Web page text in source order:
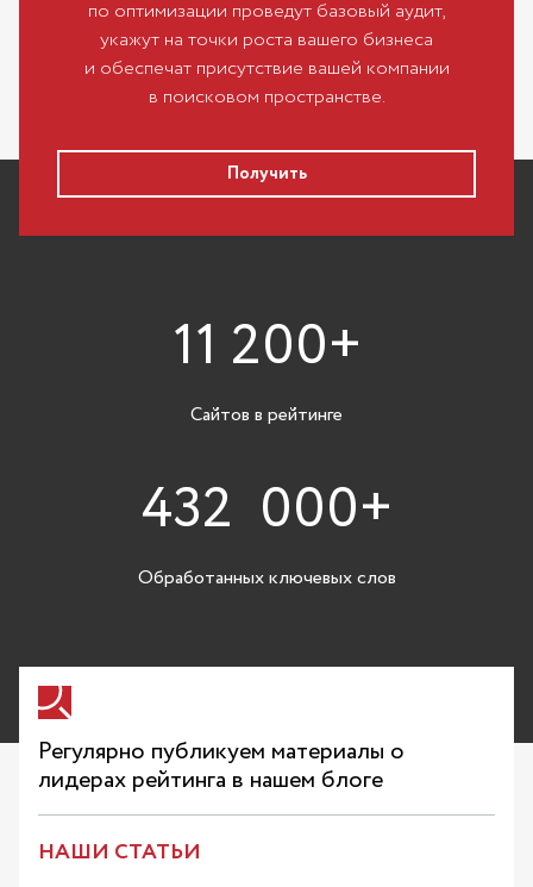
по оптимизации проведут базовый аудит,
укажут на точки роста вашего бизнеса
и обеспечат присутствие вашей компании
в поисковом пространстве.
Получить
11 200+
Сайтов в рейтинге
432 000+
Обработанных ключевых слов
Регулярно публикуем материалы о
лидерах рейтинга в нашем блоге
НАШИ СТАТЬИ